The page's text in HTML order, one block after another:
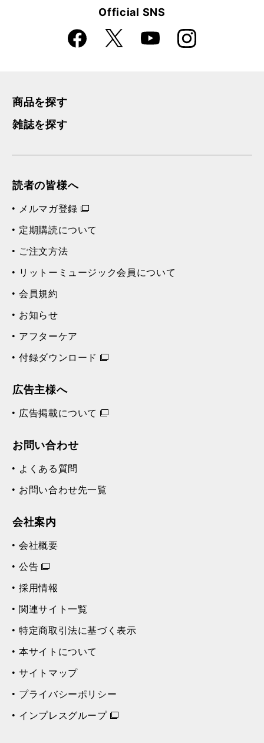
Official SNS
Faceboo
k
X YouTube Instagra
m
商品を探す
雑誌を探す
読者の皆様へ
メルマガ登録
定期購読について
ご注文方法
リットーミュージック会員について
会員規約
お知らせ
アフターケア
付録ダウンロード
広告主様へ
広告掲載について
お問い合わせ
よくある質問
お問い合わせ先一覧
会社案内
会社概要
公告
採用情報
関連サイト一覧
特定商取引法に基づく表示
本サイトについて
サイトマップ
プライバシーポリシー
インプレスグループ